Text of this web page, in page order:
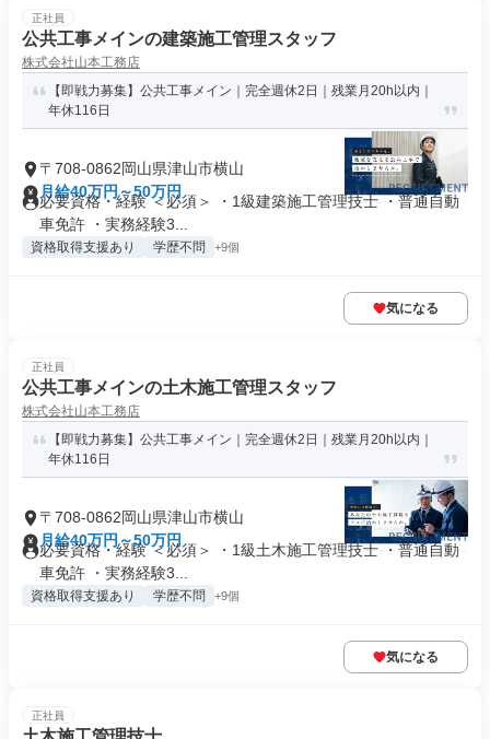
正社員
公共工事メインの建築施工管理スタッフ
株式会社山本工務店
【即戦力募集】公共工事メイン｜完全週休2日｜残業月20h以内｜
年休116日
〒708-0862岡山県津山市横山
月給40万円～50万円
必要資格・経験 ＜必須＞ ・1級建築施工管理技士 ・普通自動
車免許 ・実務経験3...
資格取得支援あり 学歴不問 +9個
気になる
正社員
公共工事メインの土木施工管理スタッフ
株式会社山本工務店
【即戦力募集】公共工事メイン｜完全週休2日｜残業月20h以内｜
年休116日
〒708-0862岡山県津山市横山
月給40万円～50万円
必要資格・経験 ＜必須＞ ・1級土木施工管理技士 ・普通自動
車免許 ・実務経験3...
資格取得支援あり 学歴不問 +9個
気になる
正社員